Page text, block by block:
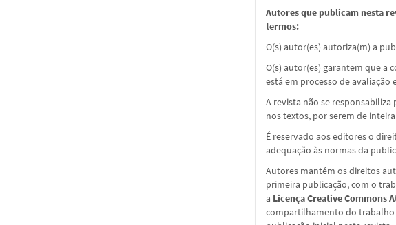
Autores que publicam nesta
termos:
O(s) autor(es) autoriza(m) a
O(s) autor(es) garantem que a
está em processo de avaliação
A revista não se
nos textos, por serem de
É reservado aos editores o
adequação às normas da
Autores mantém os direitos
primeira publicação, com o
a Licença Creative Commons
compartilhamento do